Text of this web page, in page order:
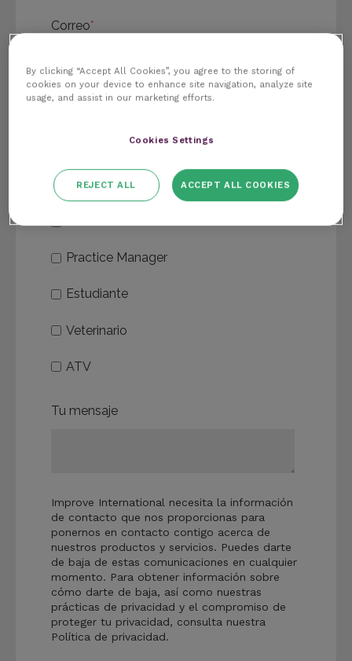
Correo*
Número de teléfono*
Eres...
Practice Manager
Estudiante
Veterinario
ATV
Tu mensaje
Improve International necesita la información
de contacto que nos proporcionas para
ponernos en contacto contigo acerca de
nuestros productos y servicios. Puedes darte
de baja de estas comunicaciones en cualquier
momento. Para obtener información sobre
cómo darte de baja, así como nuestras
prácticas de privacidad y el compromiso de
proteger tu privacidad, consulta nuestra
Política de privacidad.
By clicking “Accept All Cookies”, you agree to the storing of
cookies on your device to enhance site navigation, analyze site
usage, and assist in our marketing efforts.
Cookies Settings
REJECT ALL ACCEPT ALL COOKIES